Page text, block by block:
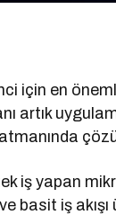
için en
artık
iş yapan
basit iş